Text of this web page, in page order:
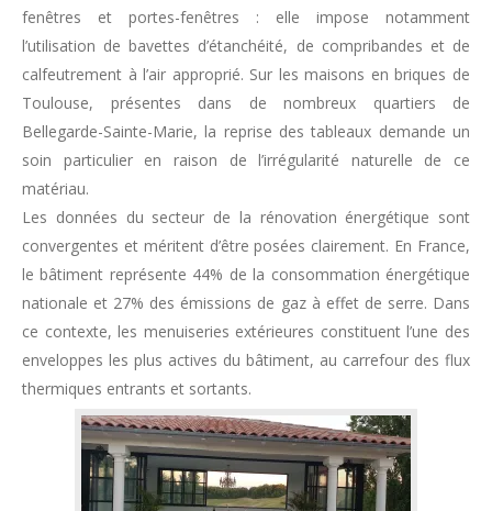
fenêtres et portes-fenêtres : elle impose notamment
l’utilisation de bavettes d’étanchéité, de compribandes et de
calfeutrement à l’air approprié. Sur les maisons en briques de
Toulouse, présentes dans de nombreux quartiers de
Bellegarde-Sainte-Marie, la reprise des tableaux demande un
soin particulier en raison de l’irrégularité naturelle de ce
matériau.
Les données du secteur de la rénovation énergétique sont
convergentes et méritent d’être posées clairement. En France,
le bâtiment représente 44% de la consommation énergétique
nationale et 27% des émissions de gaz à effet de serre. Dans
ce contexte, les menuiseries extérieures constituent l’une des
enveloppes les plus actives du bâtiment, au carrefour des flux
thermiques entrants et sortants.